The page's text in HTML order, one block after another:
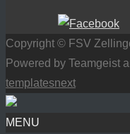
Copyright © FSV
Powered by Teamgeist
templatesnext
MENU